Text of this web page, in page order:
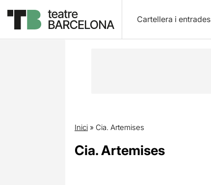
Cartellera i entrades
Inici» Cia. Artemises
Cia. Artemises